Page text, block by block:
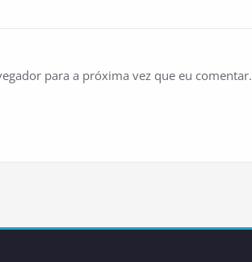
para a próxima vez que eu comentar.